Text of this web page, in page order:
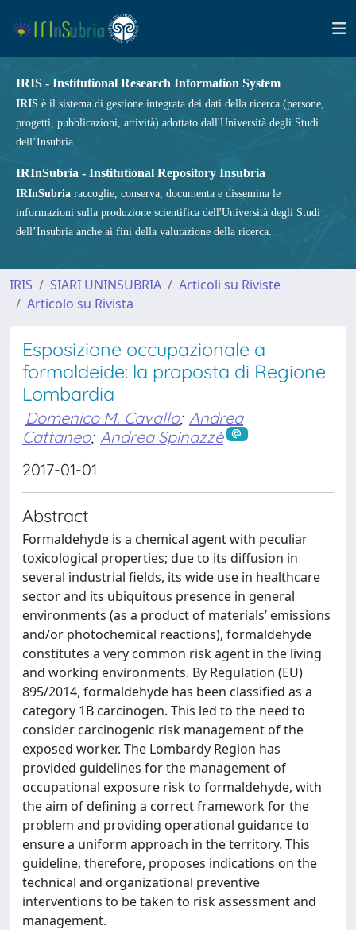
IRIS - Institutional Research Information System
IRIS è il sistema di gestione integrata dei dati della ricerca (persone,
progetti, pubblicazioni, attività) adottato dall'Università degli Studi
dell’Insubria.
IRInSubria - Institutional Repository Insubria
IRInSubria raccoglie, conserva, documenta e dissemina le
informazioni sulla produzione scientifica dell'Università degli Studi
dell’Insubria anche ai fini della valutazione della ricerca.
IRIS SIARI UNINSUBRIA
Articoli su Riviste
Articolo su Rivista
Esposizione occupazionale a
formaldeide: la proposta di Regione
Lombardia
Domenico M. Cavallo; Andrea
Cattaneo; Andrea Spinazzè
2017-01-01
Abstract
Formaldehyde is a chemical agent with peculiar
toxicological properties; due to its diffusion in
several industrial fields, its wide use in healthcare
sector and its ubiquitous presence in general
environments (as a product of materials’ emissions
and/or photochemical reactions), formaldehyde
constitutes a very common risk agent in the living
and working environments. By Regulation (EU)
895/2014, formaldehyde has been classified as a
category 1B carcinogen. This led to the need to
consider carcinogenic risk management of the
exposed worker. The Lombardy Region has
provided guidelines for the management of
occupational exposure risk to formaldehyde, with
the aim of defining a correct framework for the
problem and providing operational guidance to
ensure a uniform approach in the territory. This
guideline, therefore, proposes indications on the
technical and organizational preventive
interventions to be taken to risk assessment and
management.